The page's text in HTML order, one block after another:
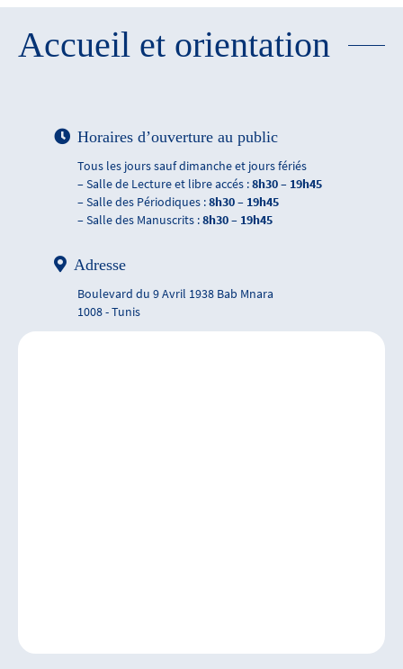
Accueil et orientation
Horaires d’ouverture au public
Tous les jours sauf dimanche et jours fériés
– Salle de Lecture et libre accés :8h30 – 19h45
– Salle des Périodiques :8h30 – 19h45
– Salle des Manuscrits :8h30 – 19h45
Adresse
Boulevard du 9 Avril 1938 Bab Mnara
1008 - Tunis